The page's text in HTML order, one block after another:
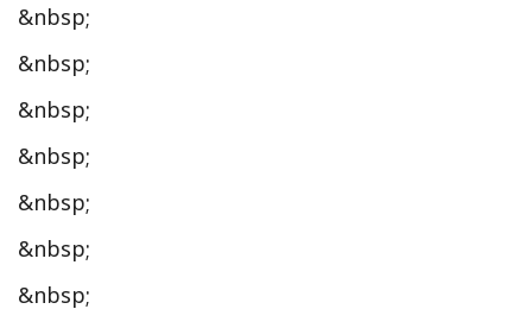
&nbsp;
&nbsp;
&nbsp;
&nbsp;
&nbsp;
&nbsp;
&nbsp;